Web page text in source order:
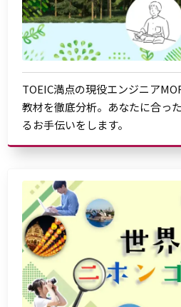
TOEIC満点の現役エンジニア
教材を徹底分析。あなたに合っ
るお手伝いをします。